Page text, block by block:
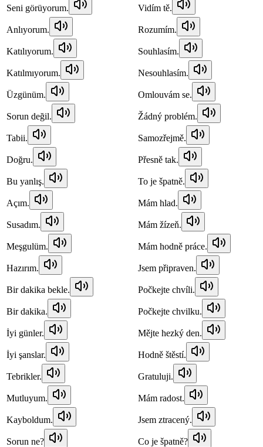
Seni görüyorum. Vidím tě.
Anlıyorum. Rozumím.
Katılıyorum. Souhlasím.
Katılmıyorum. Nesouhlasím.
Üzgünüm. Omlouvám se.
Sorun değil. Žádný problém.
Tabii. Samozřejmě.
Doğru. Přesně tak.
Bu yanlış. To je špatně.
Açım. Mám hlad.
Susadım. Mám žízeň.
Meşgulüm. Mám hodně práce.
Hazırım. Jsem připraven.
Bir dakika bekle. Počkejte chvíli.
Bir dakika. Počkejte chvilku.
İyi günler. Mějte hezký den.
İyi şanslar. Hodně štěstí.
Tebrikler. Gratuluji.
Mutluyum. Mám radost.
Kayboldum. Jsem ztracený.
Sorun ne? Co je špatně?